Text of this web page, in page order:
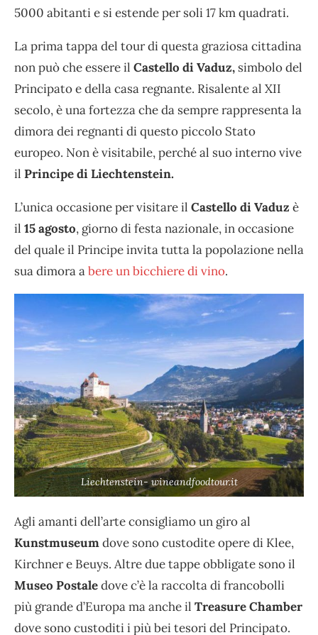
5000 abitanti e si estende per soli 17 km quadrati.
La prima tappa del tour di questa graziosa cittadina
non può che essere il Castello di Vaduz, simbolo del
Principato e della casa regnante. Risalente al XII
secolo, è una fortezza che da sempre rappresenta la
dimora dei regnanti di questo piccolo Stato
europeo. Non è visitabile, perché al suo interno vive
il Principe di Liechtenstein.
L’unica occasione per visitare il Castello di Vaduz è
il 15 agosto, giorno di festa nazionale, in occasione
del quale il Principe invita tutta la popolazione nella
sua dimora abere un bicchiere di vino.
Liechtenstein- wineandfoodtour.it
Agli amanti dell’arte consigliamo un giro al
Kunstmuseumdove sono custodite opere di Klee,
Kirchner e Beuys. Altre due tappe obbligate sono il
Museo Postaledove c’è la raccolta di francobolli
più grande d’Europa ma anche il Treasure Chamber
dove sono custoditi i più bei tesori del Principato.